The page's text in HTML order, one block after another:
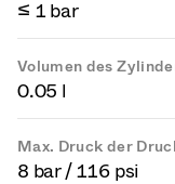
≤ 1 bar
Volumen des
0.05 l
Max. Druck der
8 bar / 116 psi